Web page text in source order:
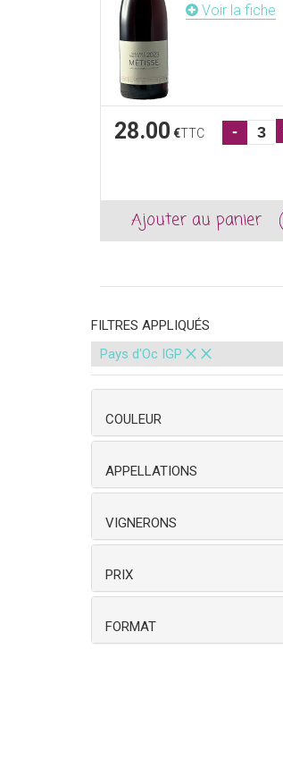
Voir la fiche
28.00 €TTC -
Ajouter au panier
FILTRES APPLIQUÉS
Pays d'Oc IGP ××
COULEUR
APPELLATIONS
VIGNERONS
PRIX
FORMAT